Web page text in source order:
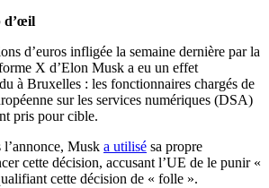
d’œil
d’euros infligée la semaine dernière par la
X d’Elon Musk a eu un effet
à Bruxelles : les fonctionnaires chargés de
sur les services numériques (DSA)
pris pour cible.
l’annonce, Musk a utilisé sa propre
cette décision, accusant l’UE de le punir «
cette décision de « folle ».